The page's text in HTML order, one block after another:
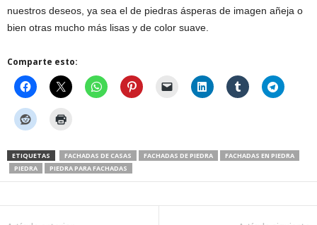
nuestros deseos, ya sea el de piedras ásperas de imagen añeja o
bien otras mucho más lisas y de color suave.
Comparte esto:
ETIQUETAS FACHADAS DE CASAS FACHADAS DE PIEDRA
FACHADAS EN PIEDRA
PIEDRA
PIEDRA PARA FACHADAS